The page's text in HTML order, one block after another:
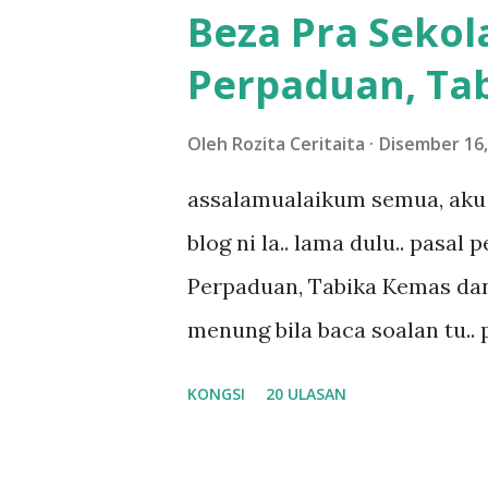
shah singgah Giant beli
kereta tu biasalah kan kami
sampai masuk dalam... dan
Beza Pra
Perpaduan,
Oleh Rozita Ceritaita Disember
assalamualaikum semua,
blog ni la.. lama dulu.. pasal
Perpaduan, Tabika Kemas
menung bila baca soalan
KONGSI 20 ULASAN